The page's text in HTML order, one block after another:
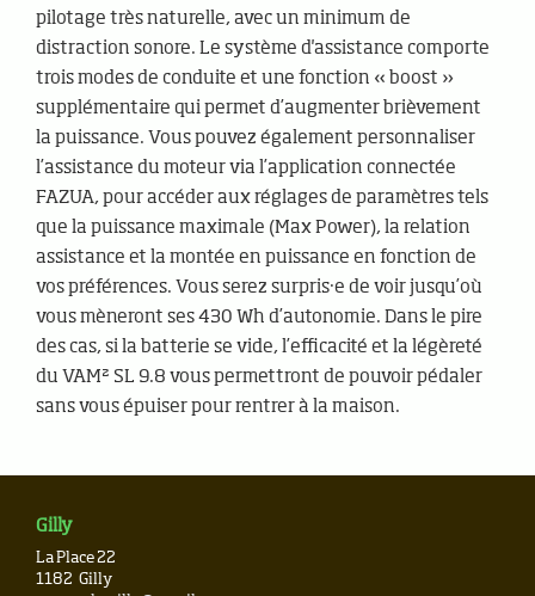
pilotage très naturelle, avec un minimum de
distraction sonore. Le système d'assistance comporte
trois modes de conduite et une fonction « boost »
supplémentaire qui permet d’augmenter brièvement
la puissance. Vous pouvez également personnaliser
l’assistance du moteur via l’application connectée
FAZUA, pour accéder aux réglages de paramètres tels
que la puissance maximale (Max Power), la relation
assistance et la montée en puissance en fonction de
vos préférences. Vous serez surpris·e de voir jusqu’où
vous mèneront ses 430 Wh d’autonomie. Dans le pire
des cas, si la batterie se vide, l’efficacité et la légèreté
du VAM² SL 9.8 vous permettront de pouvoir pédaler
sans vous épuiser pour rentrer à la maison.
Gilly
La Place 22
1182 Gilly